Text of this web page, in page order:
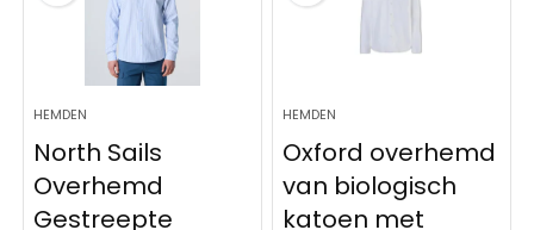
HEMDEN
North Sails
Overhemd
Gestreepte
HEMDEN
Oxford overhemd
van biologisch
katoen met